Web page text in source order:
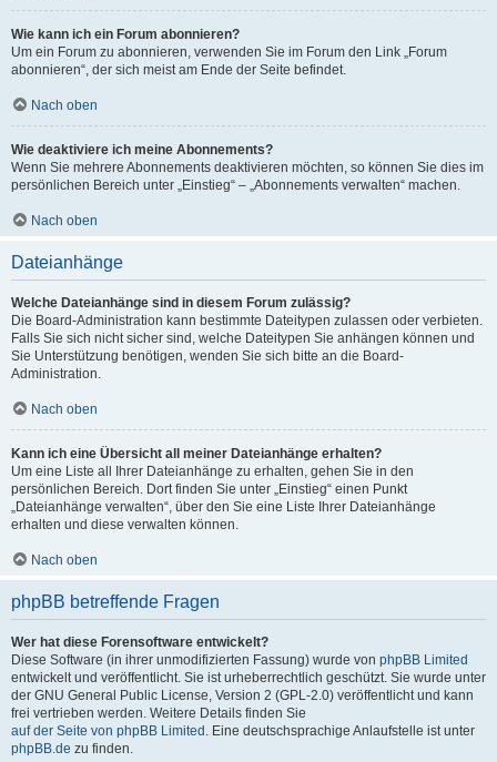
Wie kann ich ein Forum abonnieren?
Um ein Forum zu abonnieren, verwenden Sie im Forum den Link „Forum
abonnieren“, der sich meist am Ende der Seite befindet.
Nach oben
Wie deaktiviere ich meine Abonnements?
Wenn Sie mehrere Abonnements deaktivieren möchten, so können Sie dies im
persönlichen Bereich unter „Einstieg“ – „Abonnements verwalten“ machen.
Nach oben
Dateianhänge
Welche Dateianhänge sind in diesem Forum zulässig?
Die Board-Administration kann bestimmte Dateitypen zulassen oder verbieten.
Falls Sie sich nicht sicher sind, welche Dateitypen Sie anhängen können und
Sie Unterstützung benötigen, wenden Sie sich bitte an die Board-
Administration.
Nach oben
Kann ich eine Übersicht all meiner Dateianhänge erhalten?
Um eine Liste all Ihrer Dateianhänge zu erhalten, gehen Sie in den
persönlichen Bereich. Dort finden Sie unter „Einstieg“ einen Punkt
„Dateianhänge verwalten“, über den Sie eine Liste Ihrer Dateianhänge
erhalten und diese verwalten können.
Nach oben
phpBB betreffende Fragen
Wer hat diese Forensoftware entwickelt?
Diese Software (in ihrer unmodifizierten Fassung) wurde von phpBB Limited
entwickelt und veröffentlicht. Sie ist urheberrechtlich geschützt. Sie wurde unter
der GNU General Public License, Version 2 (GPL-2.0) veröffentlicht und kann
frei vertrieben werden. Weitere Details finden Sie
auf der Seite von phpBB Limited . Eine deutschsprachige Anlaufstelle ist unter
phpBB.de zu finden.